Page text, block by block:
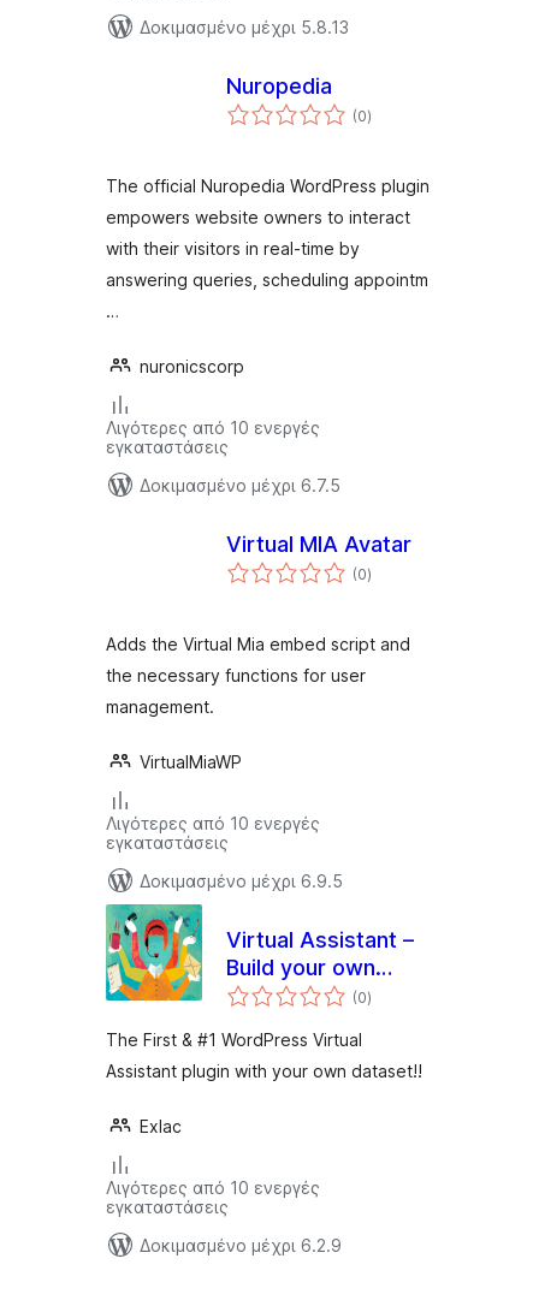
Δοκιμασμένο μέχρι 5.8.13
Nuropedia
(0αξιολογήσεις
σύνολο
)
The official Nuropedia WordPress plugin
empowers website owners to interact
with their visitors in real-time by
answering queries, scheduling appointm
…
nuronicscorp
Λιγότερες από 10 ενεργές
εγκαταστάσεις
Δοκιμασμένο μέχρι 6.7.5
Virtual MIA Avatar
(0αξιολογήσεις
σύνολο
)
Adds the Virtual Mia embed script and
the necessary functions for user
management.
VirtualMiaWP
Λιγότερες από 10 ενεργές
εγκαταστάσεις
Δοκιμασμένο μέχρι 6.9.5
Virtual Assistant –
Build your own
Google Now, Siri or
(0αξιολογήσεις
σύνολο
)
The First & #1 WordPress Virtual
Assistant plugin with your own dataset!!
Exlac
Λιγότερες από 10 ενεργές
εγκαταστάσεις
Δοκιμασμένο μέχρι 6.2.9